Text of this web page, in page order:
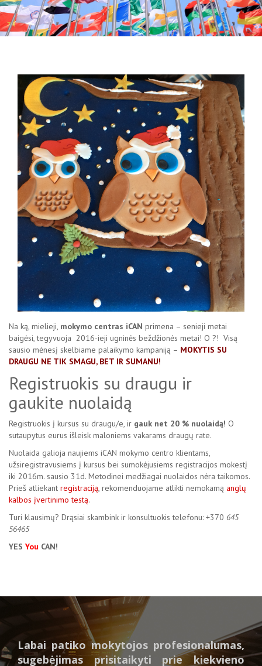
Na ką, mielieji, mokymo centras iCAN primena – senieji metai
baigėsi, tegyvuoja 2016-ieji ugninės beždžionės metai! O ?! Visą
sausio mėnesį skelbiame palaikymo kampaniją – MOKYTIS SU
DRAUGU NE TIK SMAGU, BET IR SUMANU!
Registruokis su draugu ir
gaukite nuolaidą
Registruokis į kursus su draugu/e, ir gauk net 20 % nuolaidą! O
sutaupytus eurus išleisk maloniems vakarams draugų rate.
Nuolaida galioja naujiems iCAN mokymo centro klientams,
užsiregistravusiems į kursus bei sumokėjusiems registracijos mokestį
iki 2016m. sausio 31d. Metodinei medžiagai nuolaidos nėra taikomos.
Prieš atliekant registraciją, rekomenduojame atlikti nemokamą anglų
kalbos įvertinimo testą.
Turi klausimų? Drąsiai skambink ir konsultuokis telefonu: +370 645
56465
YES You CAN!
Labai patiko mokytojos profesionalumas,
sugebėjimas prisitaikyti prie kiekvieno